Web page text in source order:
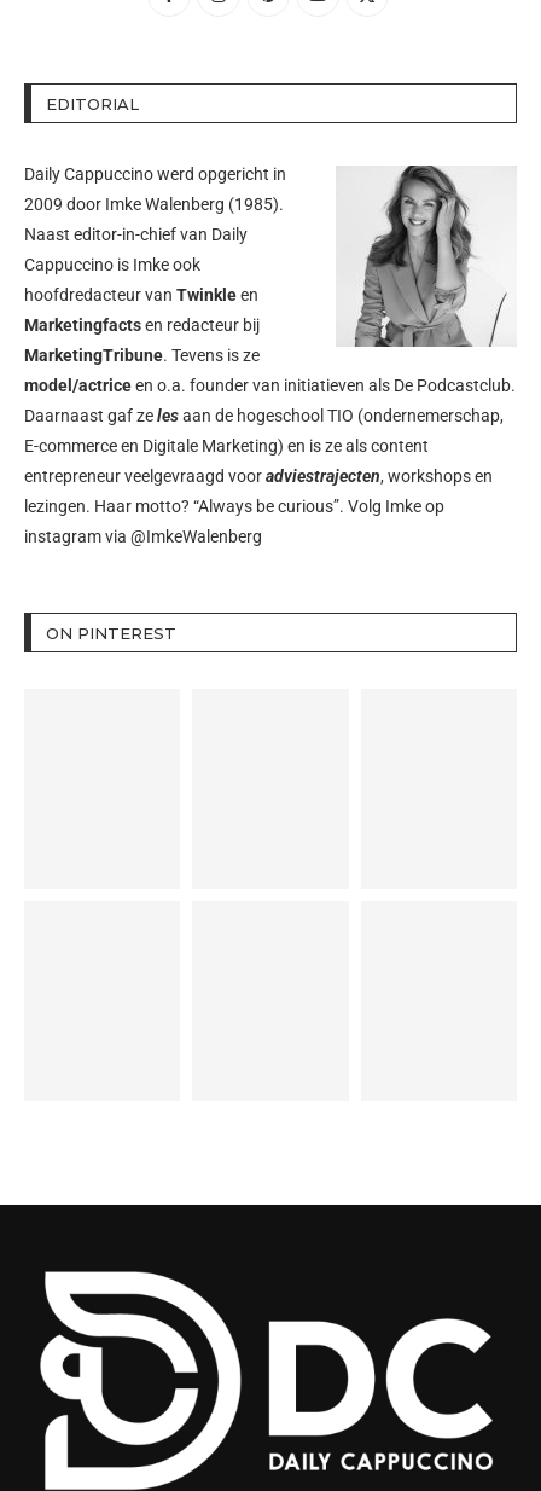
EDITORIAL
Daily Cappuccino werd opgericht in
2009 door Imke Walenberg (1985).
Naast editor-in-chief van Daily
Cappuccino is Imke ook
hoofdredacteur van Twinkleen
Marketingfactsen redacteur bij
MarketingTribune. Tevens is ze
model/actriceen o.a. founder van initiatieven als De Podcastclub.
Daarnaast gaf zelesaan de hogeschool TIO (ondernemerschap,
E-commerce en Digitale Marketing) en is ze als content
entrepreneur veelgevraagd vooradviestrajecten, workshops en
lezingen. Haar motto? “Always be curious”. Volg Imke op
instagram via @ImkeWalenberg
ON PINTEREST